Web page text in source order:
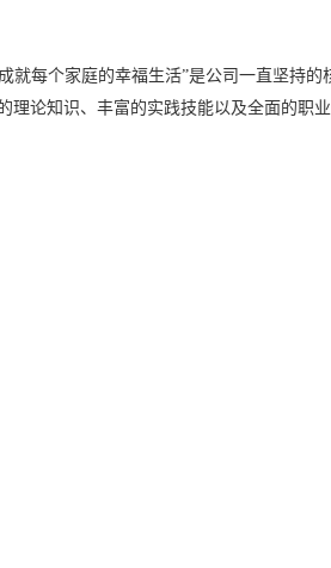
每个家庭的幸福生活”是公司一直坚持的
论知识、丰富的实践技能以及全面的职业